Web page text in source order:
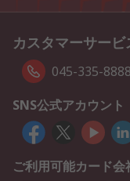
カスタマーサービ
045-335-
SNS公式アカウント
ご利用可能カード会